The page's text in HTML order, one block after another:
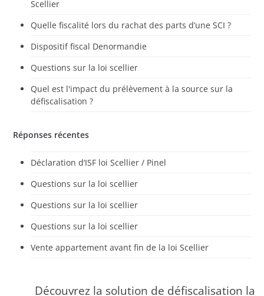
Scellier
Quelle fiscalité lors du rachat des parts d’une SCI ?
Dispositif fiscal Denormandie
Questions sur la loi scellier
Quel est l'impact du prélèvement à la source sur la
défiscalisation ?
Réponses récentes
Déclaration d’ISF loi Scellier / Pinel
Questions sur la loi scellier
Questions sur la loi scellier
Questions sur la loi scellier
Vente appartement avant fin de la loi Scellier
Découvrez la solution de défiscalisation la